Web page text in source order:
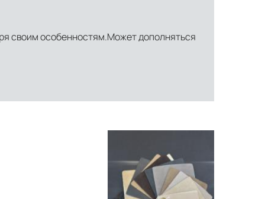
объекта и варьируются от 5 до 10 рабочих дней. Возможна
логистических специалистов с опытом работы в
своим особенностям.Может дополняться